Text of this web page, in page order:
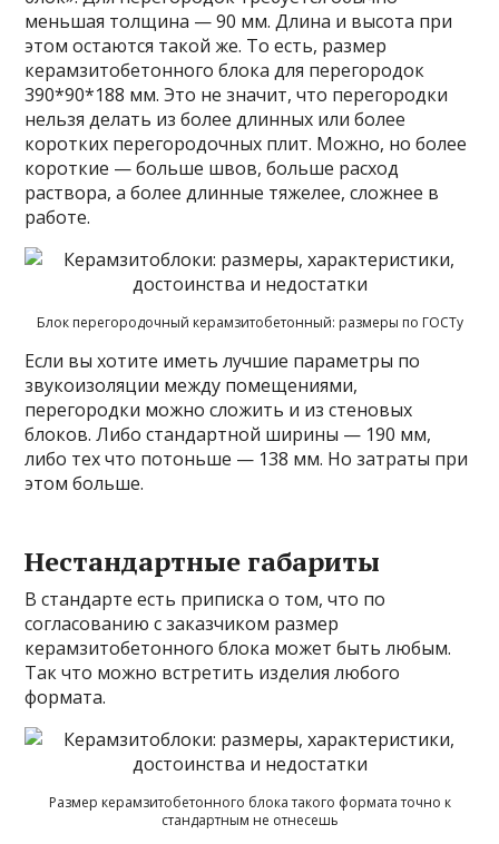
меньшая толщина — 90 мм. Длина и высота при
этом остаются такой же. То есть, размер
керамзитобетонного блока для перегородок
390*90*188 мм. Это не значит, что перегородки
нельзя делать из более длинных или более
коротких перегородочных плит. Можно, но более
короткие — больше швов, больше расход
раствора, а более длинные тяжелее, сложнее в
работе.
Блок перегородочный керамзитобетонный: размеры по ГОСТу
Если вы хотите иметь лучшие параметры по
звукоизоляции между помещениями,
перегородки можно сложить и из стеновых
блоков. Либо стандартной ширины — 190 мм,
либо тех что потоньше — 138 мм. Но затраты при
этом больше.
Нестандартные габариты
В стандарте есть приписка о том, что по
согласованию с заказчиком размер
керамзитобетонного блока может быть любым.
Так что можно встретить изделия любого
формата.
Размер керамзитобетонного блока такого формата точно к
стандартным не отнесешь